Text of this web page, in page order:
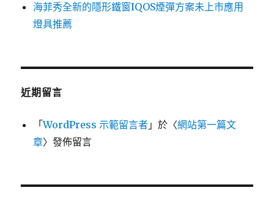
海菲秀全新的隱形鐵窗IQOS煙彈方案未上市應用
燈具推薦
近期留言
「WordPress 示範留言者 」於〈網站第一篇文
章〉發佈留言